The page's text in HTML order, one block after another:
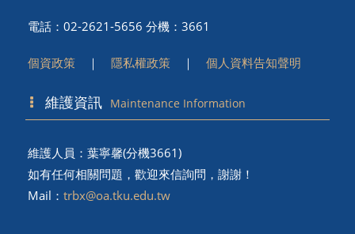
電話：02-2621-5656 分機：3661
個資政策｜ 隱私權政策｜ 個人資料告知聲明
維護資訊 Maintenance Information
維護人員：葉寧馨(分機3661)
如有任何相關問題，歡迎來信詢問，謝謝！
Mail： trbx@oa.tku.edu.tw